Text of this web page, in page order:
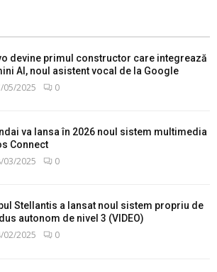
devine primul constructor care integrează
AI, noul asistent vocal de la Google
05/2025 0
va lansa în 2026 noul sistem multimedia
Connect
03/2025 0
Stellantis a lansat noul sistem propriu de
autonom de nivel 3 (VIDEO)
02/2025 0